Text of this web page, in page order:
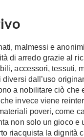
malmessi e
di arredo grazie al
accessori, tessuti,
dall’uso
a nobilitare ciò
invece viene
poveri, come
non solo un gioco e
riacquista la dignità